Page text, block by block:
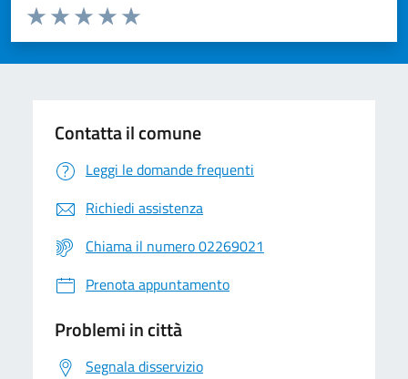
Valuta da 1 a 5 stelle la pagina
Valuta 5 stelle su 5
Valuta 4 stelle su 5
Valuta 3 stelle su 5
Valuta 2 stelle su 5
Valuta 1 stelle su 5
Contatta il comune
Leggi le domande frequenti
Richiedi assistenza
Chiama il numero 02269021
Prenota appuntamento
Problemi in città
Segnala disservizio